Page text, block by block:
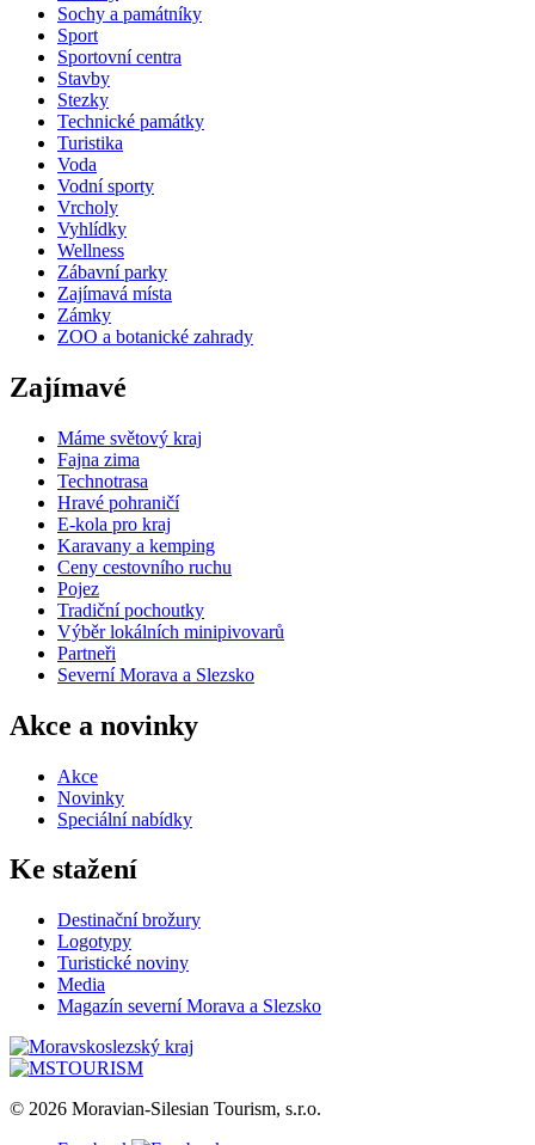
Sochy a památníky
Sport
Sportovní centra
Stavby
Stezky
Technické památky
Turistika
Voda
Vodní sporty
Vrcholy
Vyhlídky
Wellness
Zábavní parky
Zajímavá místa
Zámky
ZOO a botanické zahrady
Zajímavé
Máme světový kraj
Fajna zima
Technotrasa
Hravé pohraničí
E-kola pro kraj
Karavany a kemping
Ceny cestovního ruchu
Pojez
Tradiční pochoutky
Výběr lokálních minipivovarů
Partneři
Severní Morava a Slezsko
Akce a novinky
Akce
Novinky
Speciální nabídky
Ke stažení
Destinační brožury
Logotypy
Turistické noviny
Media
Magazín severní Morava a Slezsko
© 2026 Moravian-Silesian Tourism, s.r.o.